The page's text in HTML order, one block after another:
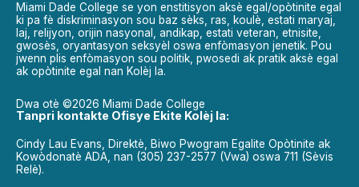
Miami Dade College se yon enstitisyon aksè egal/opòtinite egal
ki pa fè diskriminasyon sou baz sèks, ras, koulè, estati maryaj,
laj, relijyon, orijin nasyonal, andikap, estati veteran, etnisite,
gwosès, oryantasyon seksyèl oswa enfòmasyon jenetik. Pou
jwenn plis enfòmasyon sou politik, pwosedi ak pratik aksè egal
ak opòtinite egal nan Kolèj la.
Dwa otè ©2026 Miami Dade College
Tanpri kontakte Ofisye Ekite Kolèj la:
Cindy Lau Evans, Direktè, Biwo Pwogram Egalite Opòtinite ak
Kowòdonatè ADA, nan (305) 237-2577 (Vwa) oswa 711 (Sèvis
Relè).